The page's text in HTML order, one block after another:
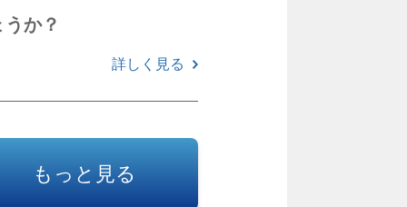
か？
詳しく見る
もっと見る